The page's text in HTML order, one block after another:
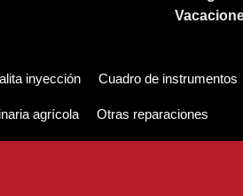
inyección Cuadro de instrumentos
agrícola Otras reparaciones